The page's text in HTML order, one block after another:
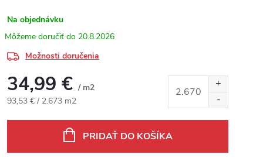
Na objednávku
20.8.2026
Možnosti doručenia
34,99 € / m2
Jednotková cena:
93,53 € / 2.673 m2
PRIDAŤ DO KOŠÍKA